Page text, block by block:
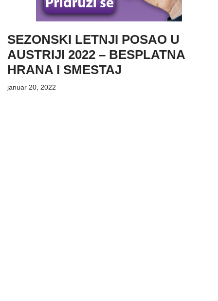
SEZONSKI LETNJI POSAO U
AUSTRIJI 2022 – BESPLATNA
HRANA I SMESTAJ
januar 20, 2022